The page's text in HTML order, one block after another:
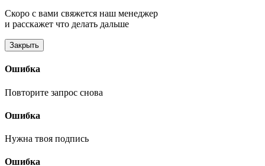
Скоро с вами свяжется наш менеджер
и расскажет что делать дальше
Закрыть
Ошибка
Повторите запрос снова
Ошибка
Нужна твоя подпись
Ошибка